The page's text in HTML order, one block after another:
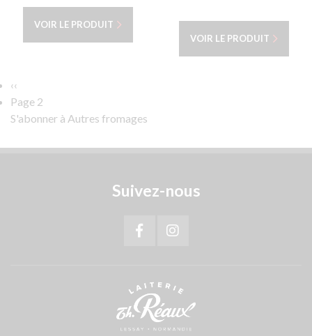
VOIR LE PRODUIT
VOIR LE PRODUIT
Pagination
Page
précédente
‹‹
Page 2
S'abonner à Autres fromages
Suivez-nous